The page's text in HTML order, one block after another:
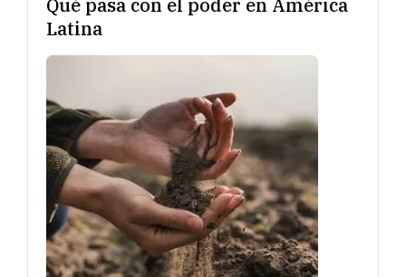
Qué pasa con el poder en América
Latina